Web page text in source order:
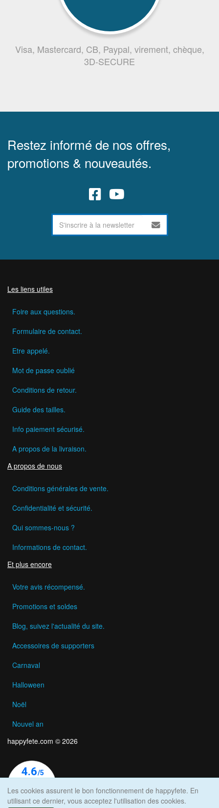
Visa, Mastercard, CB, Paypal, virement, chèque,
3D-SECURE
Restez informé de nos offres,
promotions & nouveautés.
Les liens utiles
Foire aux questions.
Formulaire de contact.
Etre appelé.
Mot de passe oublié
Conditions de retour.
Guide des tailles.
Info paiement sécurisé.
A propos de la livraison.
A propos de nous
Conditions générales de vente.
Confidentialité et sécurité.
Qui sommes-nous ?
Informations de contact.
Et plus encore
Votre avis récompensé.
Promotions et soldes
Blog, suivez l'actualité du site.
Accessoires de supporters
Carnaval
Halloween
Noël
Nouvel an
happyfete.com © 2026
Les cookies assurent le bon fonctionnement de happyfete. En
utilisant ce dernier, vous acceptez l'utilisation des cookies.